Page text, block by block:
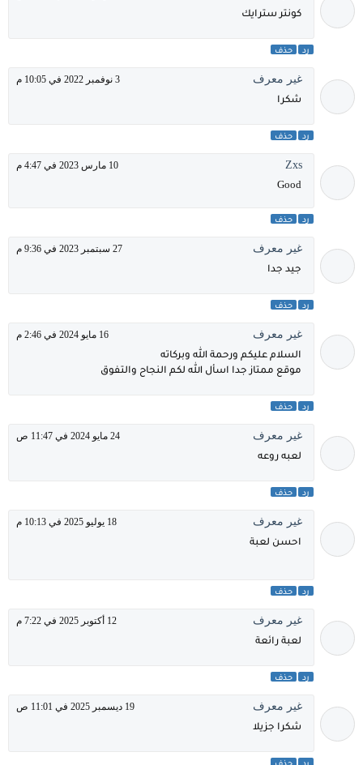
كونتر سترايك
رد حذف
غير معرف 3 نوفمبر 2022 في 10:05 م
شكرا
رد حذف
Zxs 10 مارس 2023 في 4:47 م
Good
رد حذف
غير معرف 27 سبتمبر 2023 في 9:36 م
جيد جدا
رد حذف
غير معرف 16 مايو 2024 في 2:46 م
السلام عليكم ورحمة الله وبركاته
موقع ممتاز جدا اسأل الله لكم النجاح والتفوق
رد حذف
غير معرف 24 مايو 2024 في 11:47 ص
لعبه روعه
رد حذف
غير معرف 18 يوليو 2025 في 10:13 م
احسن لعبة
رد حذف
غير معرف 12 أكتوبر 2025 في 7:22 م
لعبة رائعة
رد حذف
غير معرف 19 ديسمبر 2025 في 11:01 ص
شكرا جزيلا
رد حذف